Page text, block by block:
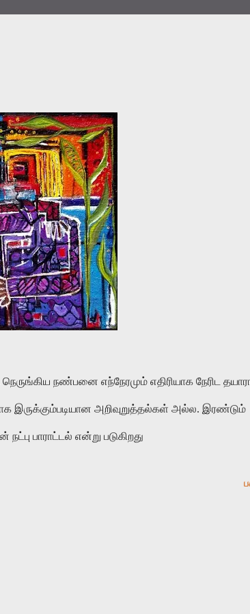
இருக்கும்படியான அறிவுறுத்தல்கள் அல்ல. இரண்டும்
பாராட்டல் என்று படுகிறது